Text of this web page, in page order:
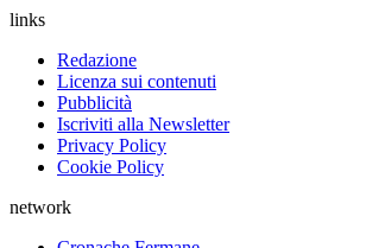
links
Redazione
Licenza sui contenuti
Pubblicità
Iscriviti alla Newsletter
Privacy Policy
Cookie Policy
network